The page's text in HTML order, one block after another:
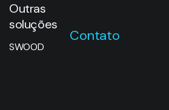
Outras
soluções
SWOOD
Contato